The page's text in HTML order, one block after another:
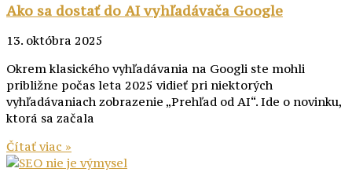
Ako sa dostať do AI vyhľadávača Google
13. októbra 2025
Okrem klasického vyhľadávania na Googli ste mohli
približne počas leta 2025 vidieť pri niektorých
vyhľadávaniach zobrazenie „Prehľad od AI“. Ide o novinku,
ktorá sa začala
Čítať viac »